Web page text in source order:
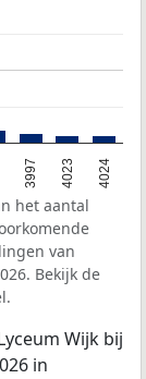
3997 4023 4024
het aantal
van
Bekijk de
Wijk bij
in